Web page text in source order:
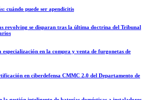
cuándo puede ser apendicitis
revolving se disparan tras la última doctrina del Tribunal
en la compra y venta de furgonetas de
en ciberdefensa CMMC 2.0 del Departamento de